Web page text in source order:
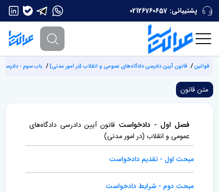
پشتیبانی: 02126760657
قوانین ‌قانون آیین دادرسی دادگاه‌های عمومی و انقلاب (‌در امور مدنی) باب سوم -
متن قانون
فصل اول - دادخواست ‌قانون آیین دادرسی دادگاه‌های
عمومی و انقلاب (‌در امور مدنی)
مبحث اول - تقدیم دادخواست
مبحث دوم - شرایط دادخواست